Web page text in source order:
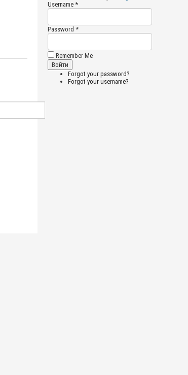
Username *
Password *
Remember Me
Forgot your password?
Forgot your username?